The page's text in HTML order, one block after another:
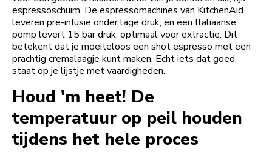
espressoschuim. De espressomachines van KitchenAid
leveren pre-infusie onder lage druk, en een Italiaanse
pomp levert 15 bar druk, optimaal voor extractie. Dit
betekent dat je moeiteloos een shot espresso met een
prachtig cremalaagje kunt maken. Echt iets dat goed
staat op je lijstje met vaardigheden.
Houd 'm heet! De
temperatuur op peil houden
tijdens het hele proces